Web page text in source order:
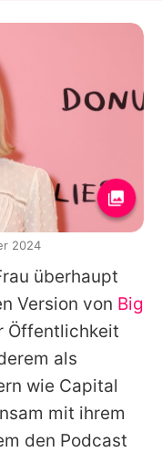
überhaupt
Version von Big
Öffentlichkeit
als
wie Capital
mit ihrem
den Podcast
2024